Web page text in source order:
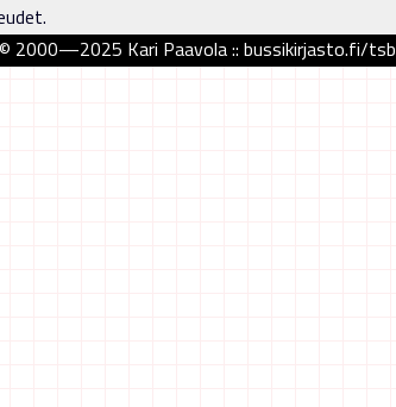
2000—2025 Kari Paavola :: bussikirjasto.fi/tsb